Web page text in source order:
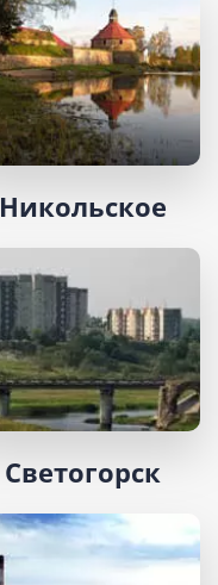
Никольское
Светогорск